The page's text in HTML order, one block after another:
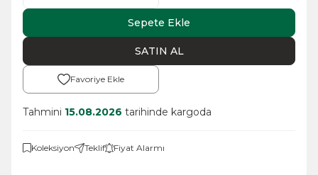
Sepete Ekle
SATIN AL
Favoriye Ekle
Tahmini 15.08.2026 tarihinde kargoda
Koleksiyon Teklif Fiyat Alarmı